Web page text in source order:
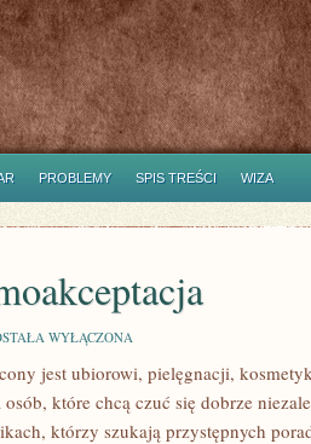
PROBLEMY SPIS TREŚCI WIZA
WYŁĄCZONA
jest ubiorowi, pielęgnacji,
które chcą czuć się dobrze
którzy szukają przystępnych